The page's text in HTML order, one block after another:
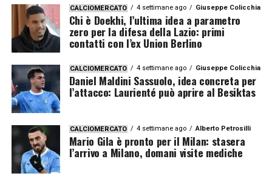
CALCIOMERCATO 4 settimane ago Giuseppe Colicchia
Chi è Doekhi, l’ultima idea a parametro
zero per la difesa della Lazio: primi
contatti con l’ex Union Berlino
CALCIOMERCATO 4 settimane ago Giuseppe Colicchia
Daniel Maldini Sassuolo, idea concreta per
l’attacco: Laurienté può aprire al Besiktas
CALCIOMERCATO 4 settimane ago Alberto Petrosilli
Mario Gila è pronto per il Milan: stasera
l’arrivo a Milano, domani visite mediche